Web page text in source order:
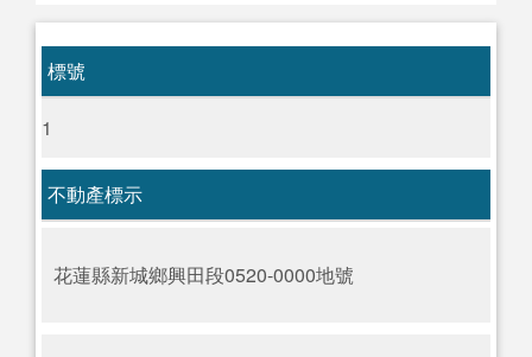
標號
1
不動產標示
花蓮縣新城鄉興田段0520-0000地號